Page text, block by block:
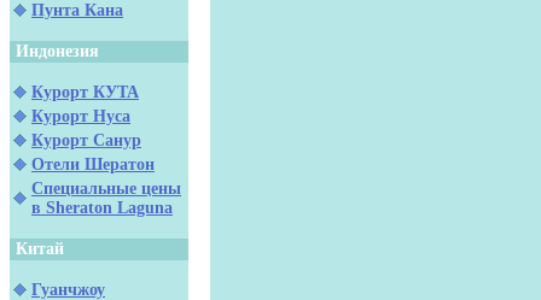
Пунта Кана
Индонезия
Курорт КУТА
Курорт Нуса
Курорт Санур
Отели Шератон
Специальные цены
в Sheraton Laguna
Китай
Гуанчжоу